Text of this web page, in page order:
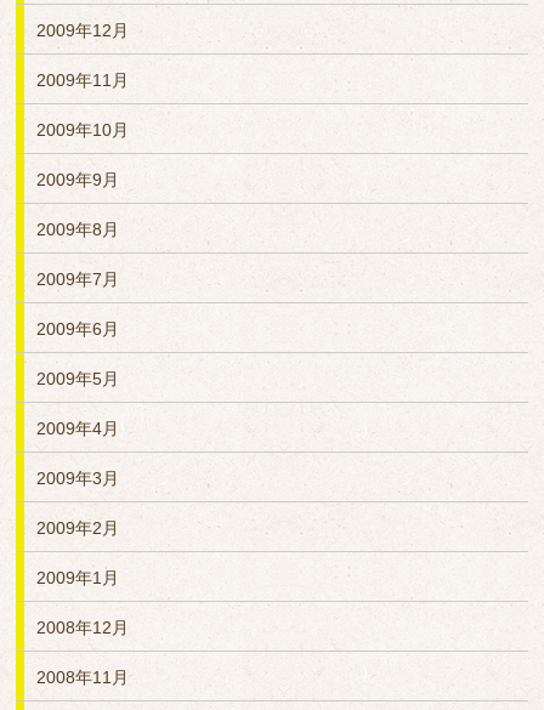
2009年12月
2009年11月
2009年10月
2009年9月
2009年8月
2009年7月
2009年6月
2009年5月
2009年4月
2009年3月
2009年2月
2009年1月
2008年12月
2008年11月